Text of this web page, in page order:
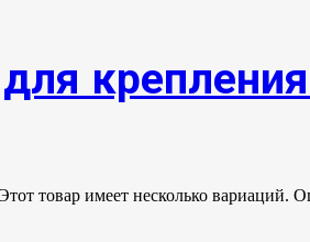
товар имеет несколько вариаций.